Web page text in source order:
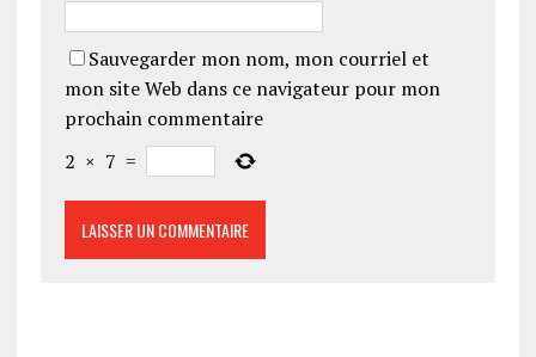
Sauvegarder mon nom, mon courriel et
mon site Web dans ce navigateur pour mon
prochain commentaire
2 × 7 =